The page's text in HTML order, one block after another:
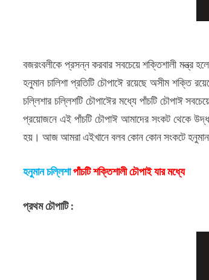
বজরংবলীকে প্রসন্ন করবার সবচেয়ে শক্তিশালী মন্ত্র
হনুমান চালিশা প্রতিটি চৌপাঈে রয়েছে অসীম শক্তি
চল্লিশার চল্লিশটি চৌপাঈের মধ্যে পাঁচটি চৌপাঈ
প্রয়োজনে এই পাঁচটি চৌপাঈ আমাদের সংকট থেকে
হয়। আজ আমরা এইখানে বলব কোন কোন সংকটে হনুমান
হনুমান চল্লিশাপাঁচটি শক্তিশালী চৌপাই যার মধ্যে
প্রথম চৌপাটি :